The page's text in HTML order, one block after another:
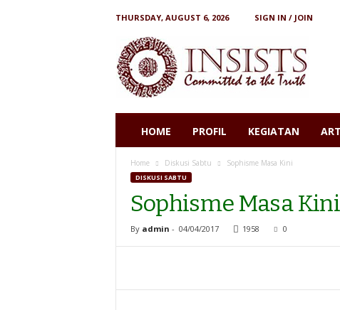
THURSDAY, AUGUST 6, 2026
SIGN IN / JOIN
S
HOME PROFIL KEGIATAN
Home Diskusi Sabtu Sophisme Masa Kini
DISKUSI SABTU
Sophisme Masa Kini
By admin - 04/04/2017 1958 0